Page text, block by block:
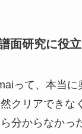
面研究に役
って、本当に
クリアできな
分からなかっ